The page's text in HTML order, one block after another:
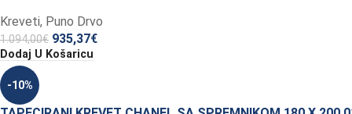
Kreveti, Puno Drvo
1.094,00€ 935,37€
Dodaj U Košaricu
-10%